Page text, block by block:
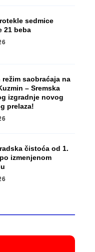
sedmice
21 beba
režim saobraćaja na
– Sremska
izgradnje novog
prelaza!
čistoća od 1.
izmenjenom